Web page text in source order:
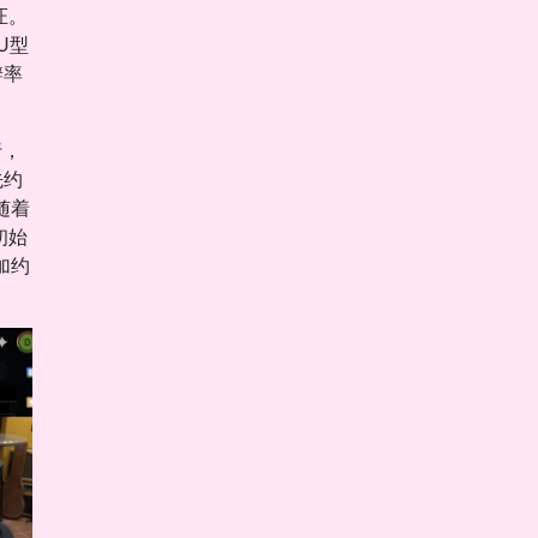
型
着
始
约